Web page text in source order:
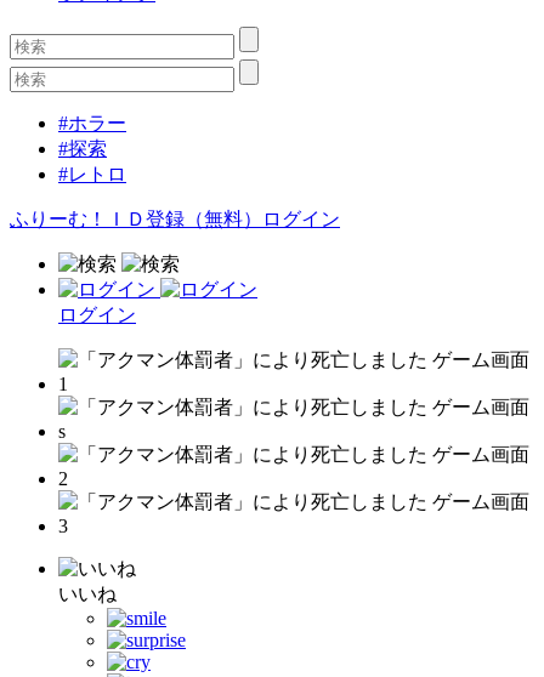
#ホラー
#探索
#レトロ
ふりーむ！ＩＤ登録（無料） ログイン
ログイン
いいね